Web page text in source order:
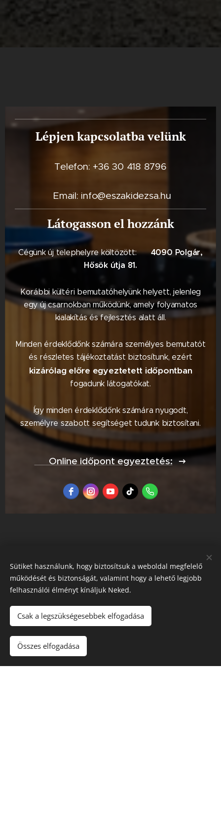
Lépjen kapcsolatba velünk
Telefon: +36 30 418 8796
Email: info@eszakidezsa.hu
Látogasson el hozzánk
Cégünk új telephelyre költözött: 📍4090 Polgár,
Hősök útja 81.
Korábbi kültéri bemutatóhelyünk helyett, jelenleg
egy új csarnokban működünk, amely folyamatos
kialakítás és fejlesztés alatt áll.
Minden érdeklődőnk számára személyes bemutatót
és részletes tájékoztatást biztosítunk, ezért
kizárólag előre egyeztetett időpontban
fogadunk látogatókat.
Így minden érdeklődőnk számára nyugodt,
személyre szabott segítséget tudunk biztosítani.
📅 Online időpont egyeztetés:
Északi Dézsa
Kezdőlap
Impresszum
Adatkezelési tájékoztató
Sütiket használunk, hogy biztosítsuk a weboldal megfelelő
működését és biztonságát, valamint hogy a lehető legjobb
felhasználói élményt kínáljuk Neked.
Csak a legszükségesebbek elfogadása
Összes elfogadása